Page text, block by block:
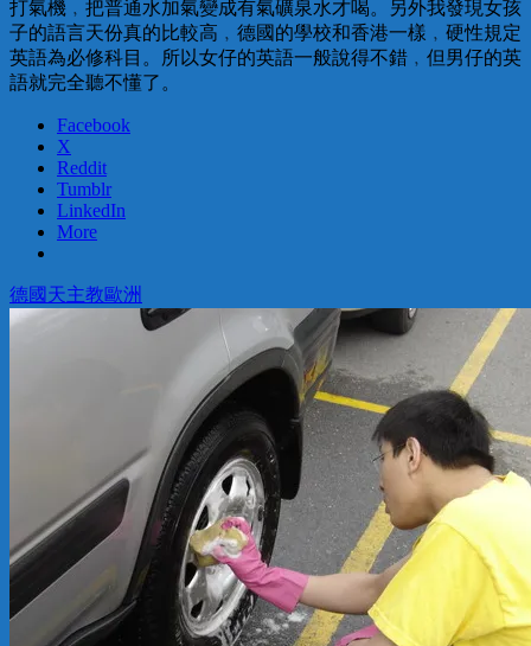
打氣機﹐把普通水加氣變成有氣礦泉水才喝。另外我發現女孩
子的語言天份真的比較高﹐德國的學校和香港一樣﹐硬性規定
英語為必修科目。所以女仔的英語一般說得不錯﹐但男仔的英
語就完全聽不懂了。
Facebook
X
Reddit
Tumblr
LinkedIn
More
德國 天主教歐洲